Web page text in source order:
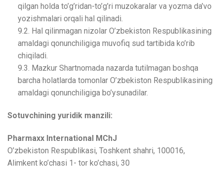
qilgan holda to’g’ridan-to’g’ri muzokaralar va yozma da’vo
yozishmalari orqali hal qilinadi.
9.2. Hal qilinmagan nizolar O’zbekiston Respublikasining
amaldagi qonunchiligiga muvofiq sud tartibida ko’rib
chiqiladi.
9.3. Mazkur Shartnomada nazarda tutilmagan boshqa
barcha holatlarda tomonlar O’zbekiston Respublikasining
amaldagi qonunchiligiga bo’ysunadilar.
Sotuvchining yuridik manzili:
Pharmaxx International MChJ
O’zbekiston Respublikasi, Toshkent shahri, 100016,
Alimkent ko’chasi 1- tor ko’chasi, 30